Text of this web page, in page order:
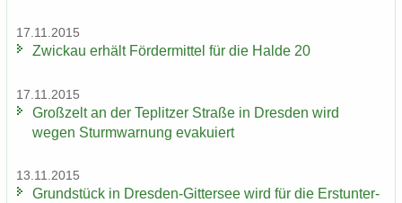
17.11.2015
Zwi­ckau er­hält För­der­mit­tel für die Halde 20
17.11.2015
Groß­zelt an der Te­plit­zer Stra­ße in Dres­den wird
wegen Sturm­war­nung eva­ku­iert
13.11.2015
Grund­stück in Dresden-​Gittersee wird für die Erst­un­ter­